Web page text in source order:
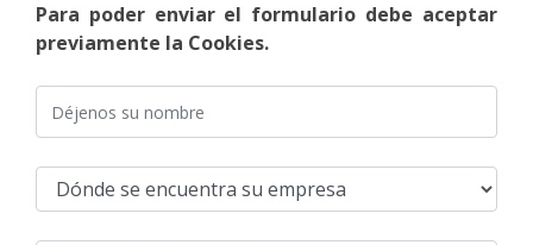
Para poder enviar el formulario debe aceptar
previamente la Cookies.